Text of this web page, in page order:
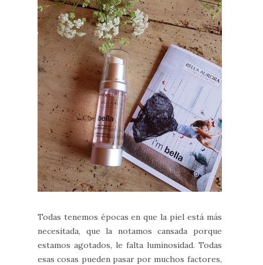
Todas tenemos épocas en que la piel está más
necesitada, que la notamos cansada porque
estamos agotados, le falta luminosidad. Todas
esas cosas pueden pasar por muchos factores,